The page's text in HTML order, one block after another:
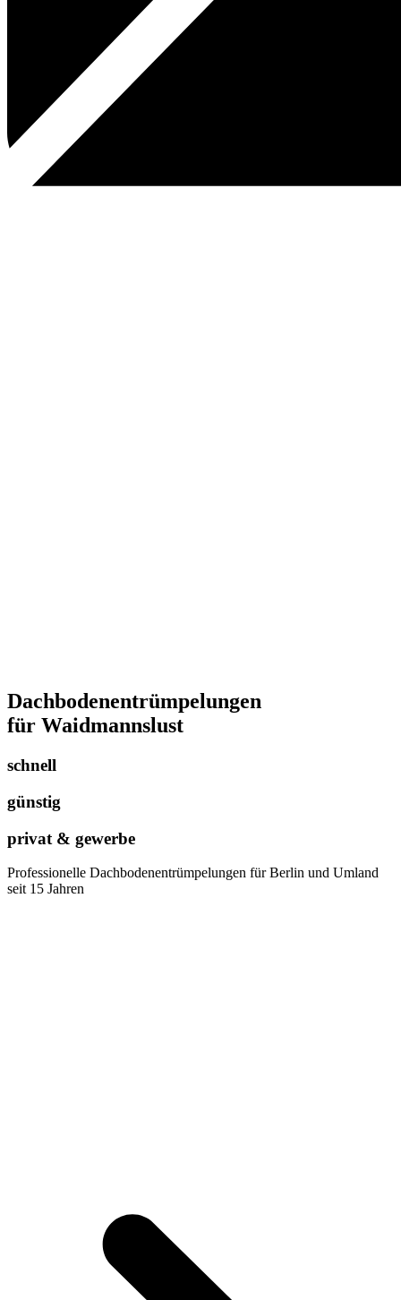
Dachbodenentrümpelungen
für Waidmannslust
schnell
günstig
privat & gewerbe
Professionelle Dachbodenentrümpelungen für Berlin und Umland
seit 15 Jahren